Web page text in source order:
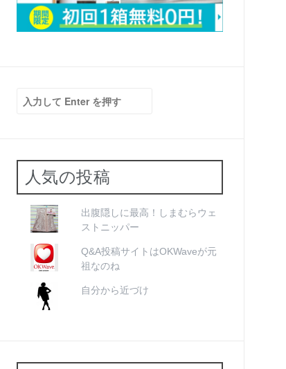
索:
人気の投稿
出腹隠しに最高！しまむらウェ
ストニッパー
Q&A投稿サイトはOKWaveが元
祖なのね
自分から近づけ